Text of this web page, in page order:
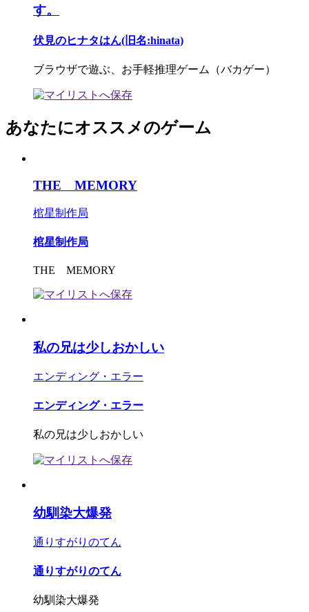
す。
伏見のヒナタはん(旧名:hinata)
ブラウザで遊ぶ、お手軽推理ゲーム（バカゲー）
あなたにオススメのゲーム
THE MEMORY
棺星制作局
棺星制作局
THE MEMORY
私の兄は少しおかしい
エンディング・エラー
エンディング・エラー
私の兄は少しおかしい
幼馴染大爆発
通りすがりのてん
通りすがりのてん
幼馴染大爆発